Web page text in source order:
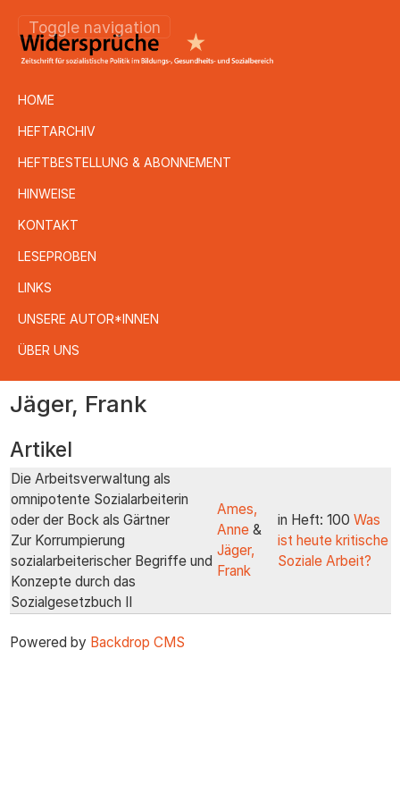
Toggle navigation
HOME
HEFTARCHIV
HEFTBESTELLUNG & ABONNEMENT
HINWEISE
KONTAKT
LESEPROBEN
LINKS
UNSERE AUTOR*INNEN
ÜBER UNS
zum
Jäger, Frank
Artikel
Die Arbeitsverwaltung als
omnipotente Sozialarbeiterin
oder der Bock als Gärtner
Zur Korrumpierung
sozialarbeiterischer Begriffe und
Konzepte durch das
Sozialgesetzbuch II
Ames,
Anne&
Jäger,
Frank
in Heft: 100 Was
ist heute kritische
Soziale Arbeit?
Powered by Backdrop CMS